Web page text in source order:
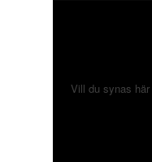
Vill du synas